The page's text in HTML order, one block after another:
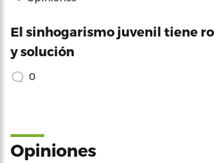
El sinhogarismo juvenil tiene
y solución
0
Opiniones